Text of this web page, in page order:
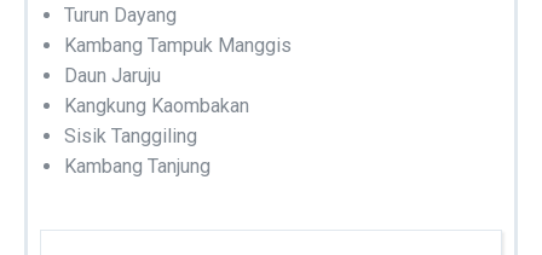
Turun Dayang
Kambang Tampuk Manggis
Daun Jaruju
Kangkung Kaombakan
Sisik Tanggiling
Kambang Tanjung